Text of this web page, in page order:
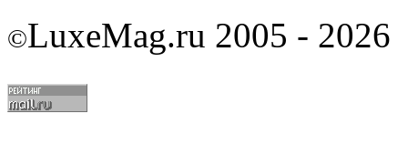
©LuxeMag.ru 2005 - 2026